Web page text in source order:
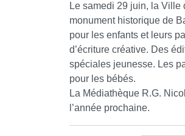
Le samedi 29 juin, la
monument historique de
pour les enfants et leurs
d’écriture créative. Des
spéciales jeunesse. Les
pour les bébés.
La Médiathèque R.G.
l’année prochaine.